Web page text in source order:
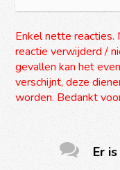
Enkel nette reacties.
reactie verwijderd /
gevallen kan het
verschijnt, deze
worden. Bedankt
Er